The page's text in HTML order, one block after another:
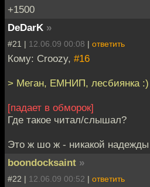
+1500
DeDarK »
#21 | 12.06.09 00:08 | ответить
Кому: Croozy, #16
> Меган, ЕМНИП, лесбиянка :)
[падает в обморок]
Где такое читал/слышал?
Это ж шо ж - никакой надежды
boondocksaint »
#22 | 12.06.09 00:52 | ответить